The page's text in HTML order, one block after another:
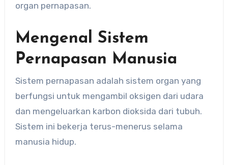
organ pernapasan.
Mengenal Sistem
Pernapasan Manusia
Sistem pernapasan adalah sistem organ yang
berfungsi untuk mengambil oksigen dari udara
dan mengeluarkan karbon dioksida dari tubuh.
Sistem ini bekerja terus-menerus selama
manusia hidup.